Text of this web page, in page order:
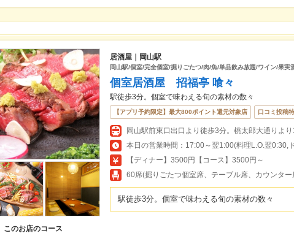
居酒屋｜岡山駅
岡山駅/個室/完全個室/掘りごたつ/肉/魚/単品飲み放題/ワイン/果実
個室居酒屋 招福亭 喰々
駅徒歩3分。個室で味わえる旬の素材の数々
【アプリ予約限定】最大800ポイント還元対象店 口コミ投稿
本日の営業時間：17:00～翌1:00(料理L.O.翌0:30,
【ディナー】3500円【コース】3500円～
60席(掘りごたつ個室席、テーブル席、カウンタ
駅徒歩3分。個室で味わえる旬の素材の数々
このお店のコース